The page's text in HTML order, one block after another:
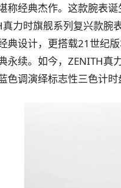
称经典杰作。这款腕表
力时旗舰系列复兴款腕
典设计，更搭载21世纪
永续。如今，ZENITH真
色调演绎标志性三色计时